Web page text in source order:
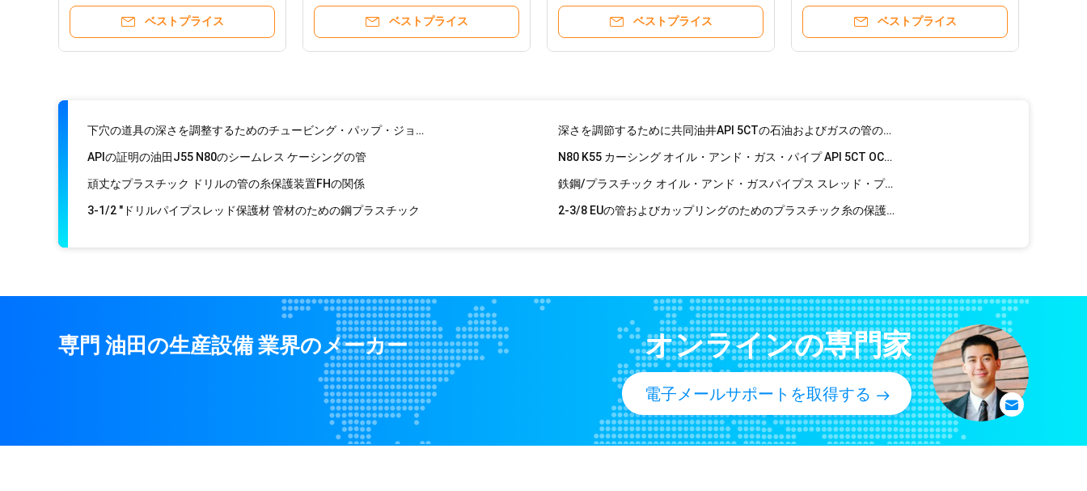
ベストプライス ベストプライス ベストプライス ベストプライス
STCの中佐の糸が付いているBTC鋼鉄管の包装Api 5ctのカップリング 油井掘削用EUE/NUEのキャッシング・チュービング・カップリング
支持糸井戸ケーシングカップリングの13-3/8」等級H40 J55 N80
APIの証明の油田J55 N80のシームレス ケーシングの管
頑丈なプラスチック ドリルの管の糸保護装置FHの関係
3-1/2 "ドリルパイプスレッド保護材 管材のための鋼プラスチック
Api 5lの石油およびガスの管、Astm A106の等級Bの継ぎ目が無い鋼管 6" SMLSの石油およびガスの管、48"カーボン継ぎ目が無い鋼管
オイル 井戸 掘削 ストリング 安定化器/統合 安定化器/浮気 バルブ 安定化器 必要な刃の安定装置を造る17 1/2の」ドリルひもの部品
油田の訓練のためのかまれた安定装置AISI 4145H材料の近くの全体 F1600脈動の蒸発器のぼうこうは4130合金鋼と造った
350メートルのトラックは井戸に掘削装置の試錐孔の訓練機械DTHおよび泥の訓練を移動式取付けた 300Mの深い泥ポンプおよび空気圧縮機が付いているトラックによって取付けられる井戸の掘削装置機械
安い価格200mの深い試錐孔の訓練機械/トラックは井戸DTHの掘削装置を取付けた よく販売のための掘削装置機械を最上質の小型携帯用深海
100mの深く小さい携帯用電気小型マニュアルの回転式退屈な井戸の掘削装置 安い価格の小型井戸の小さい油圧試錐孔の訓練機械を掘削装置
600mの深いXYX-3 4車輪は泥ポンプを搭載する地下のコア試すいの装備を取付けた 低価格XYX-3は井戸に掘削装置鉱山の掘削装置機械を歩く動かした
専門 油田の生産設備 業界のメーカー オンラインの専門家
電子メールサポートを取得する